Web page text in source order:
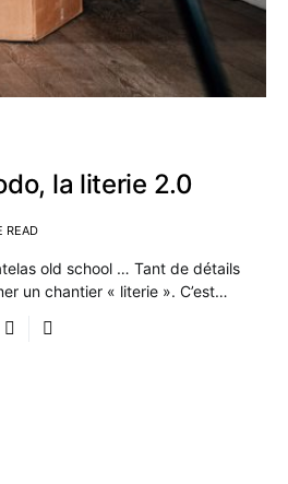
la literie 2.0
READ
old school … Tant de détails
un chantier « literie ». C’est…